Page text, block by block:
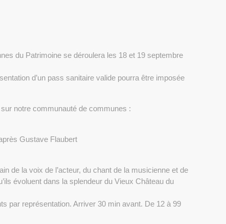
du Patrimoine se déroulera les 18 et 19 septembre
d’un pass sanitaire valide pourra être imposée
notre communauté de communes :
Gustave Flaubert
de la voix de l’acteur, du chant de la musicienne et de
évoluent dans la splendeur du Vieux Château du
par représentation. Arriver 30 min avant. De 12 à 99